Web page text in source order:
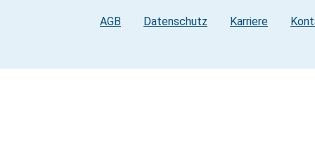
AGB Datenschutz Karriere